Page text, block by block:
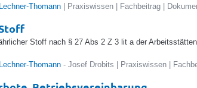
Thomann | Praxiswissen | Fachbeitrag |
Stoff nach § 27 Abs 2 Z 3 lit a der
Thomann - Josef Drobits | Praxiswissen |